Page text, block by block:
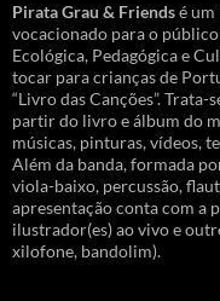
Pirata Grau & Friendsé
vocacionado para o
Ecológica, Pedagógica e
tocar para crianças de
“Livro das Canções”.
partir do livro e álbum do
músicas, pinturas, vídeos,
Além da banda, formada
viola-baixo, percussão,
apresentação conta com a
ilustrador(es) ao vivo e
xilofone, bandolim).